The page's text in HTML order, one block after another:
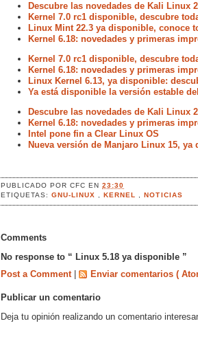
Descubre las novedades de Kali Linux
Kernel 7.0 rc1 disponible, descubre
Linux Mint 22.3 ya disponible, conoce
Kernel 6.18: novedades y primeras
Kernel 7.0 rc1 disponible, descubre
Kernel 6.18: novedades y primeras
Linux Kernel 6.13, ya disponible:
Ya está disponible la versión estable
Descubre las novedades de Kali Linux
Kernel 6.18: novedades y primeras
Intel pone fin a Clear Linux OS
Nueva versión de Manjaro Linux 15, ya
PUBLICADO PORCFCEN23:30
ETIQUETAS:GNU-LINUX ,KERNEL ,NOTICIAS
Comments
No response to “ Linux 5.18 ya disponible ”
Post a Comment
Enviar comentarios (
Publicar un comentario
Deja tu opinión realizando un comentario